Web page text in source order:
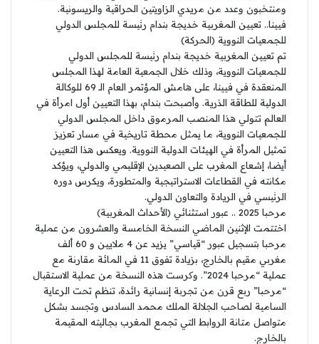
ومنتخبون وعدد من مريدي الزاويتين الحراقية والريسونية.
فيينا.. تعيين المغربية خديجة بندام رئيسة للمجلس الدولي
للجمعيات النووية (الحركة)
تم تعيين المغربية خديجة بندام رئيسة للمجلس الدولي
للجمعيات النووية، وذلك خلال الجمعية العامة لهذا المجلس
المنعقدة في فيينا، على هامش المؤتمر العام الـ 69 للوكالة
الدولية للطاقة الذرية. وأصبحت بندام، بهذا التعيين أول امرأة في
العالم تتولي هذا المنصب المرموق داخل المجلس الدولي
للجمعيات النووية، ما يمثل محطة تاريخية في مسار تعزيز
تمثيل المرأة في الهيئات الدولية النووية. ويعكس هذا التعيين
أيضا، إشعاع المغرب على الصعيدين الإقليمي والدولي، ويؤكد
مكانته في القطاعات الاستراتيجية والمتطورة، ويكرس دوره
الرئيسي في الريادة والتعاون الدولي.
مرحبا 2025 .. عبور استثنائي (الأحداث المغربية)
اختتمت الإثنين الماضي النسخة الخامسة والعشرون من عملية
مرحبا بتسجيل عبور “قياسي” يزيد عن 4 ملايين و 60 ألف
مغربي مقيم بالخارج، بزيادة تفوق 11 في المائة مقارنة مع
عملية “مرحبا 2024”. وکرست هذه النسخة من عملية الاستقبال
“مرحبا” ربع قرن من تجربة إنسانية رائدة، تنظم تحت الرعاية
السامية لصاحب الجلالة الملك محمد السادس وتجسد بشكل
متواصل متانة الروابط التي تجمع المغرب بجاليته المقيمة
بالخارج.